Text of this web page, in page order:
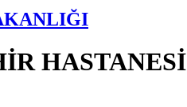
HASTANESİ